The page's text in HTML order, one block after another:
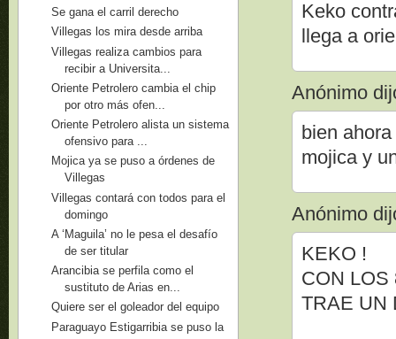
Keko
llega a
Anónimo
bien
mojica y
Anónimo
KEKO !
CON LOS
TRAE UN
Se gana el carril derecho
Villegas los mira desde arriba
Villegas realiza cambios para
recibir a Universita...
Oriente Petrolero cambia el chip
por otro más ofen...
Oriente Petrolero alista un sistema
ofensivo para ...
Mojica ya se puso a órdenes de
Villegas
Villegas contará con todos para el
domingo
A ‘Maguila’ no le pesa el desafío
de ser titular
Arancibia se perfila como el
sustituto de Arias en...
Quiere ser el goleador del equipo
Paraguayo Estigarribia se puso la